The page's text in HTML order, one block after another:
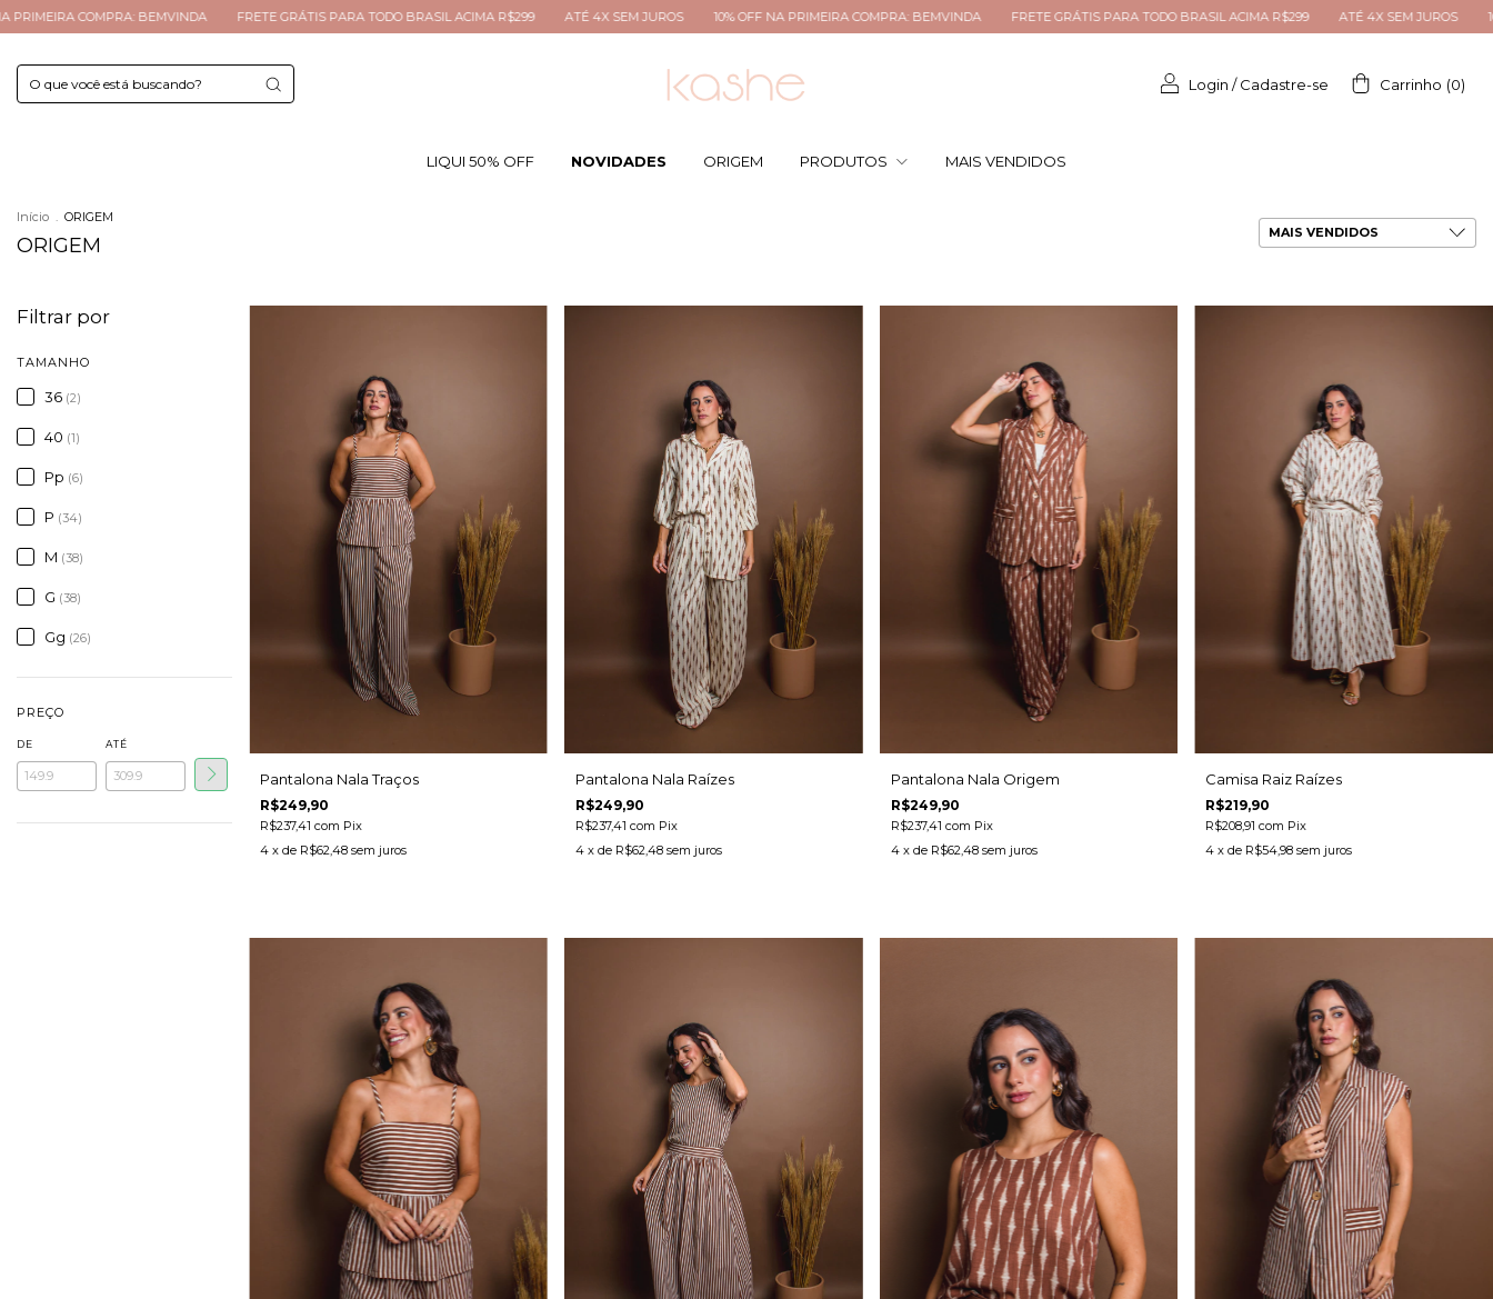
GRÁTIS PARA TODO BRASIL ACIMA R$299 ATÉ 4X SEM JUROS 10% OFF NA PRIMEIRA COMPRA: BEMVINDA FRETE GRÁTIS PARA TODO BRASIL ACIMA R$299 ATÉ 4X SEM JUROS 10% OFF NA PRIMEIRA COMPRA:
Login /Cadastre-se Carrinho (0)
LIQUI 50% OFF NOVIDADES ORIGEM PRODUTOS MAIS VENDIDOS
Início . ORIGEM
ORIGEM
Filtrar por
TAMANHO
36 (2)
40 (1)
Pp (6)
P (34)
M (38)
G (38)
Gg (26)
PREÇO
DE ATÉ
Pantalona Nala Traços
R$249,90
R$237,41 com Pix
4 x de R$62,48 sem juros
Pantalona Nala Raízes
R$249,90
R$237,41 com Pix
4 x de R$62,48 sem juros
Pantalona Nala Origem
R$249,90
R$237,41 com Pix
4 x de R$62,48 sem juros
Camisa Raiz Raízes
R$219,90
R$208,91com Pix
4 x de R$54,98 sem juros